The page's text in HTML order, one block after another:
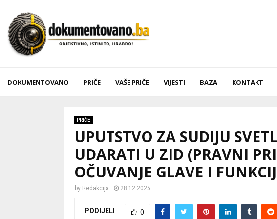
DOKUMENTOVANO PRIČE VAŠE PRIČE VIJESTI BAZA KONTAKT
PRIČE
UPUTSTVO ZA SUDIJU
UDARATI U ZID (PRAVNI
OČUVANJE GLAVE I
by Redakcija 28.12.2025
PODIJELI 0